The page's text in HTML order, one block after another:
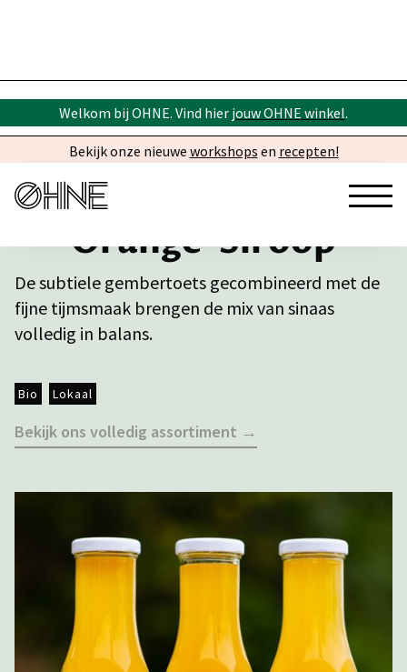
Welkom bij OHNE. Vind hier jouw OHNE winkel.
Bekijk onze nieuwe workshops en recepten!
Orange-Siroop
De subtiele gembertoets gecombineerd met de
fijne tijmsmaak brengen de mix van sinaas
volledig in balans.
Bio Lokaal
Bekijk ons volledig assortiment →